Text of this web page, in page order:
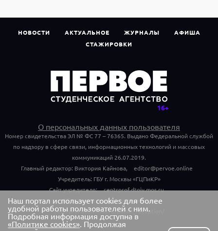
НОВОСТИ АКТУАЛЬНОЕ ЖУРНАЛЫ
АФИША
СТАЖИРОВКИ
О персональных данных пользователя
Номер свидетельства ЭЛ № ФС 77 – 76365. Выдано Федеральной службой
по надзору в сфере связи, информационных технологий и массовых
коммуникаций 26.07.2019.
Главный редактор: Виктория Кайнова,
editor@pervoe.online
Учредитель: ГБУ г. Москвы «ГЦПиКР»
Сайт учредителя:
centrprof.dtoiv.mos.ru
Обращения граждан учредителю:
centrprof.dtoiv.mos.ru/public_reception/
Наш портал использует cookies для более
удобной работы пользователей с ним.
Подробная информация доступна в
«Политике cookies». Продолжая